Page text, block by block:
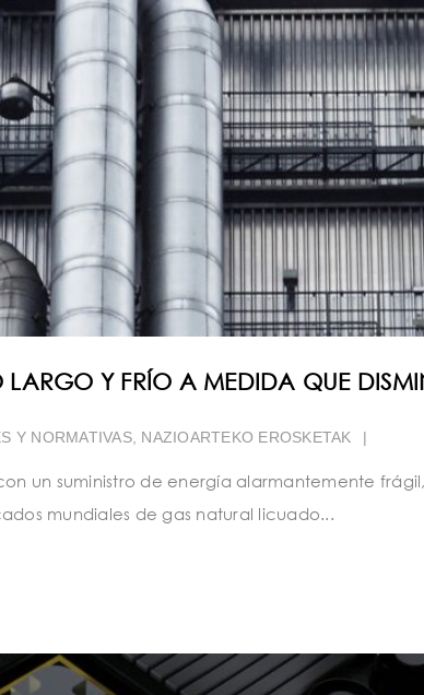
LARGO Y FRÍO A MEDIDA QUE
Y NORMATIVAS, NAZIOARTEKO EROSKETAK |
un suministro de energía alarmantemente
mundiales de gas natural licuado...